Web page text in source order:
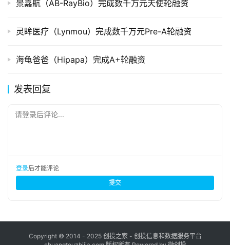
景嘉航（AB-RayBio）完成数千万元天使轮融资
灵眸医疗（Lynmou）完成数千万元Pre-A轮融资
海龟爸爸（Hipapa）完成A+轮融资
发表回复
请登录后评论...
登录后才能评论
提交
Copyright © 2014 - 2025 创投之家 - 创投信息和数据服务平台